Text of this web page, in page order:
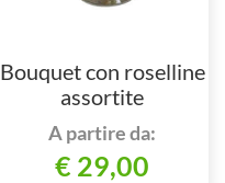
Bouquet con roselline
assortite
A partire da:
€ 29,00